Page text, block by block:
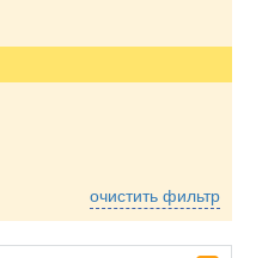
очистить фильтр